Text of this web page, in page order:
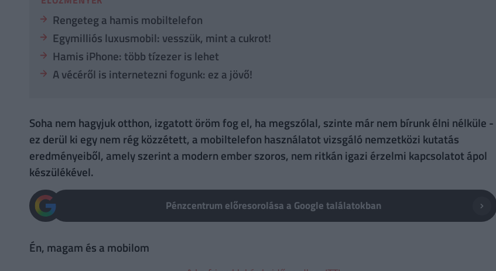
Rengeteg a hamis mobiltelefon
Egymilliós luxusmobil: vesszük, mint a cukrot!
Hamis iPhone: több tízezer is lehet
A vécéről is internetezni fogunk: ez a jövő!
Soha nem hagyjuk otthon, izgatott öröm fog el, ha megszólal, szinte már nem bírunk élni nélküle -
ez derül ki egy nem rég közzétett, a mobiltelefon használatot vizsgáló nemzetközi kutatás
eredményeiből, amely szerint a modern ember szoros, nem ritkán igazi érzelmi kapcsolatot ápol
készülékével.
Pénzcentrum előresorolása a Google találatokban
Én, magam és a mobilom